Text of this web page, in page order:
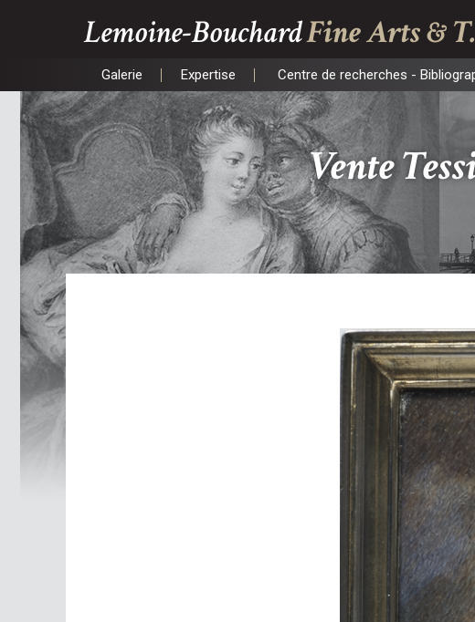
Lemoine-BouchardFine Arts & T.
Galerie
Galerie Expertise
Expertise Centre de recherches -
Centre de recherches -
Vente